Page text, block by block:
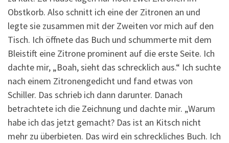
Obstkorb. Also schnitt ich eine der Zitronen an und
legte sie zusammen mit der Zweiten vor mich auf den
Tisch. Ich öffnete das Buch und schummerte mit dem
Bleistift eine Zitrone prominent auf die erste Seite. Ich
dachte mir, „Boah, sieht das schrecklich aus.“ Ich suchte
nach einem Zitronengedicht und fand etwas von
Schiller. Das schrieb ich dann darunter. Danach
betrachtete ich die Zeichnung und dachte mir. „Warum
habe ich das jetzt gemacht? Das ist an Kitsch nicht
mehr zu überbieten. Das wird ein schreckliches Buch. Ich